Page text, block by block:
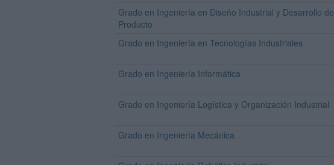
Grado en Ingeniería en Diseño Industrial y Desarrollo de
Producto
Grado en Ingeniería en Tecnologías Industriales
Grado en Ingeniería Informática
Grado en Ingeniería Logística y Organización Industrial
Grado en Ingeniería Mecánica